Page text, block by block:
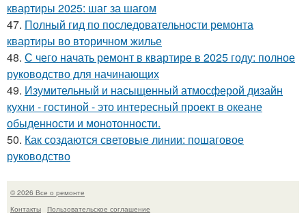
квартиры 2025: шаг за шагом
47. Полный гид по последовательности ремонта
квартиры во вторичном жилье
48. С чего начать ремонт в квартире в 2025 году: полное
руководство для начинающих
49. Изумительный и насыщенный атмосферой дизайн
кухни - гостиной - это интересный проект в океане
обыденности и монотонности.
50. Как создаются световые линии: пошаговое
руководство
© 2026 Все о ремонте
Контакты
Пользовательское соглашение